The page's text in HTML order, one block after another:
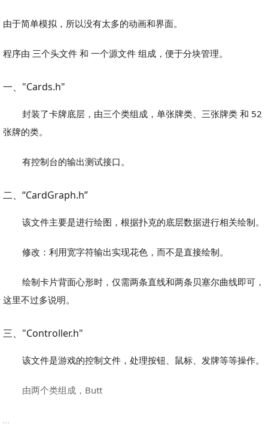
由于简单模拟，所以没有太多的动画和界面。
程序由 三个头文件 和 一个源文件 组成，便于分块管理。
一、"Cards.h"
封装了卡牌底层，由三个类组成，单张牌类、三张牌类 和 52
张牌的类。
有控制台的输出测试接口。
二、“CardGraph.h”
该文件主要是进行绘图，根据扑克的底层数据进行相关绘制。
修改：利用宽字符输出实现花色，而不是直接绘制。
绘制卡片背面心形时，仅需两条直线和两条贝塞尔曲线即可，
这里不过多说明。
三、"Controller.h"
该文件是游戏的控制文件，处理按钮、鼠标、发牌等等操作。
由两个类组成，Butt
...